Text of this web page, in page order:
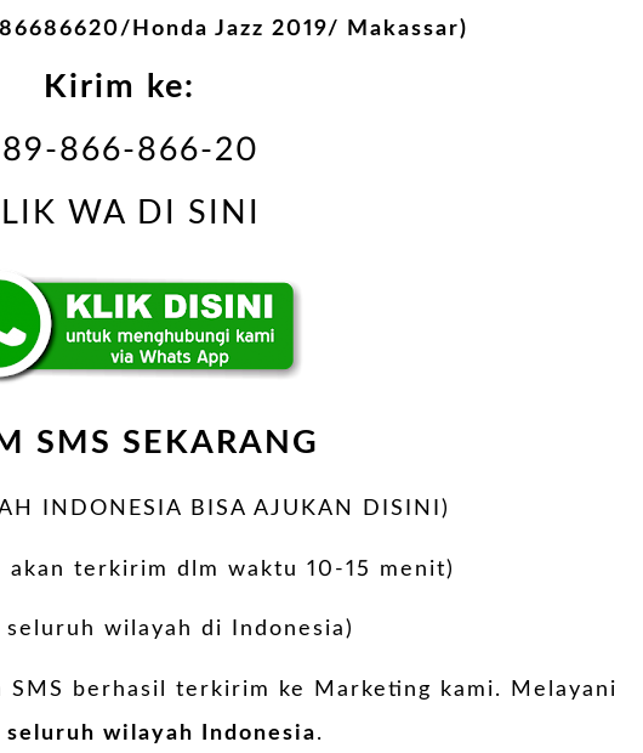
Honda Jazz 2019/ Makassar)
Kirim ke:
866-866-20
WA DI SINI
SMS SEKARANG
INDONESIA BISA AJUKAN DISINI)
akan terkirim dlm waktu 10-15 menit)
seluruh wilayah di Indonesia)
SMS berhasil terkirim ke Marketing kami. Melayani
seluruh wilayah Indonesia.